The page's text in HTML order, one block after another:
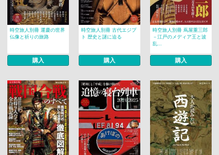
時空旅人別冊 運慶の世界
仏像と祈りの旅路
購入
時空旅人別冊 古代エジプ
ト 歴史と謎に迫る
購入
時空旅人別冊 蔦屋重三郎
－江戸のメディア王と波
乱...
購入